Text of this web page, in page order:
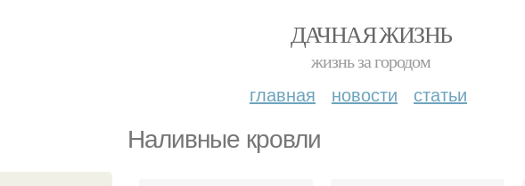
ДАЧНАЯ ЖИЗНЬ
жизнь за городом
главная новости статьи
Наливные кровли